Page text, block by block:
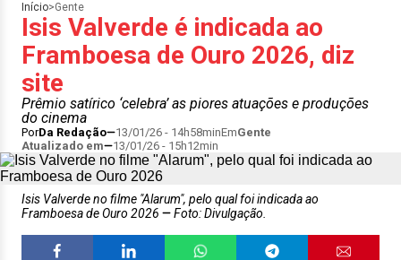
Início>Gente
Isis Valverde é indicada ao
Framboesa de Ouro 2026, diz
site
Prêmio satírico ‘celebra’ as piores atuações e produções
do cinema
PorDa Redação 13/01/26 - 14h58minEmGente
Atualizado em
13/01/26 - 15h12min
Isis Valverde no filme "Alarum", pelo qual foi indicada ao
Framboesa de Ouro 2026
Foto: Divulgação.